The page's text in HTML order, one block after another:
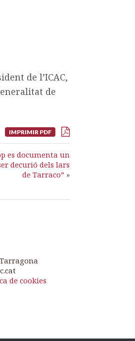
de l’ICAC,
de
IMPRIMIR PDF
es documenta un
decurió dels lars
de Tarraco” »
de cookies